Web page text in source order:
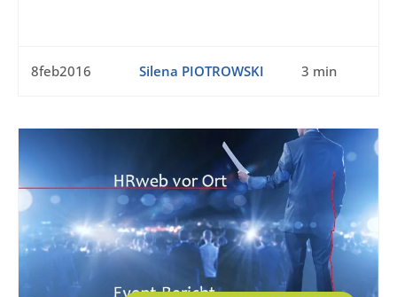
8feb2016 Silena PIOTROWSKI 3 min